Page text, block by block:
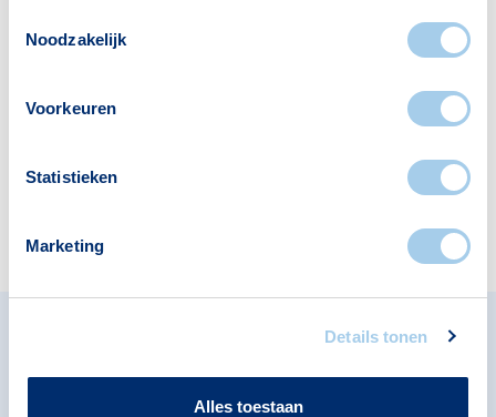
Noodzakelijk
Voorkeuren
Statistieken
Marketing
Details tonen
Alles toestaan
Restaurants
Apotheken